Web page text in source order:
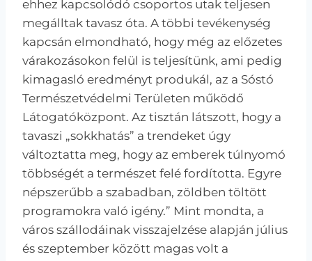
ehhez kapcsolódó csoportos utak teljesen
megálltak tavasz óta. A többi tevékenység
kapcsán elmondható, hogy még az előzetes
várakozásokon felül is teljesítünk, ami pedig
kimagasló eredményt produkál, az a Sóstó
Természetvédelmi Területen működő
Látogatóközpont. Az tisztán látszott, hogy a
tavaszi „sokkhatás” a trendeket úgy
változtatta meg, hogy az emberek túlnyomó
többségét a természet felé fordította. Egyre
népszerűbb a szabadban, zöldben töltött
programokra való igény.” Mint mondta, a
város szállodáinak visszajelzése alapján július
és szeptember között magas volt a